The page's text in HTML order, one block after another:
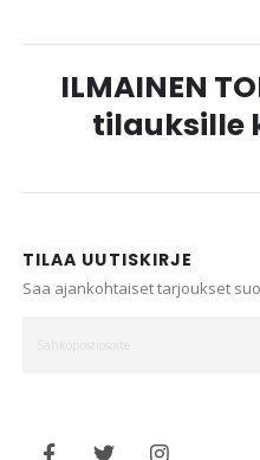
ILMAINEN
tilauksille
TILAA UUTISKIRJE
Saa ajankohtaiset tarjoukset